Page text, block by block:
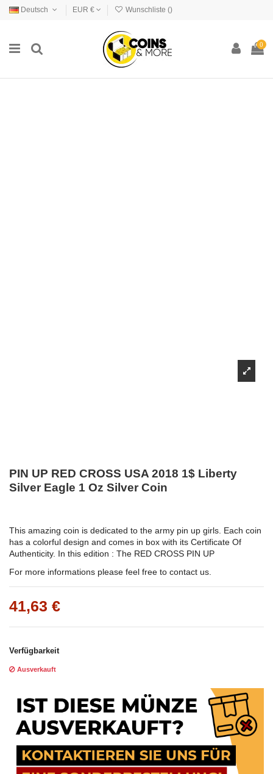
Deutsch EUR € Wunschliste ()
0
PIN UP RED CROSS USA 2018 1$ Liberty
Silver Eagle 1 Oz Silver Coin
This amazing coin is dedicated to the army pin up girls. Each coin
has a colorful design and comes in box with its Certificate Of
Authenticity. In this edition : The RED CROSS PIN UP
For more informations please feel free to contact us.
41,63 €
Verfügbarkeit
Ausverkauft